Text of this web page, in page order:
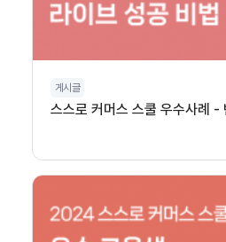
게시글
스스로 커머스 스쿨 우수사례 -